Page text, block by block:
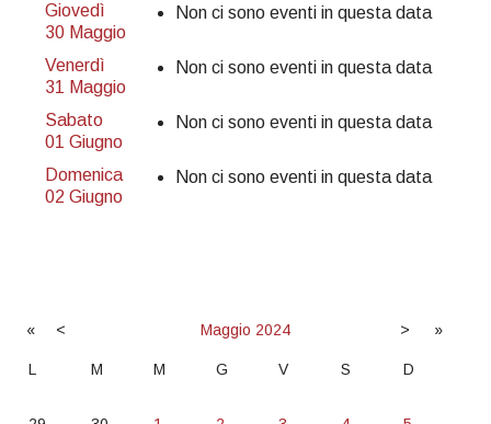
Giovedì
30 Maggio
Non ci sono eventi in questa data
Venerdì
31 Maggio
Non ci sono eventi in questa data
Sabato
01 Giugno
Non ci sono eventi in questa data
Domenica
02 Giugno
Non ci sono eventi in questa data
« < Maggio 2024 > »
L M M G V S D